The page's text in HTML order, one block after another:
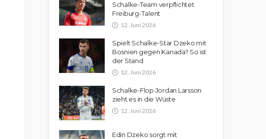
Schalke-Team verpflichtet
Freiburg-Talent
12. Juni 2026
Spielt Schalke-Star Dzeko mit
Bosnien gegen Kanada? So ist
der Stand
12. Juni 2026
Schalke-Flop Jordan Larsson
zieht es in die Wüste
12. Juni 2026
Edin Dzeko sorgt mit